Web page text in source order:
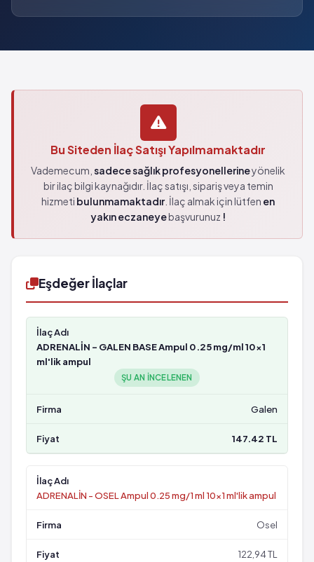
Bu Siteden İlaç Satışı Yapılmamaktadır
Vademecum, sadece sağlık profesyonellerineyönelik
bir ilaç bilgi kaynağıdır. İlaç satışı, sipariş veya temin
hizmeti bulunmamaktadır. İlaç almak için lütfen en
yakın eczaneyebaşvurunuz !
Eşdeğer İlaçlar
ADRENALİN - GALEN BASE Ampul 0.25 mg/ml 10x1
ml'lik ampul
ŞU AN INCELENEN
Galen
147.42 TL
ADRENALİN - OSEL Ampul 0.25 mg/1 ml 10x1 ml'lik ampul
Osel
122,94 TL